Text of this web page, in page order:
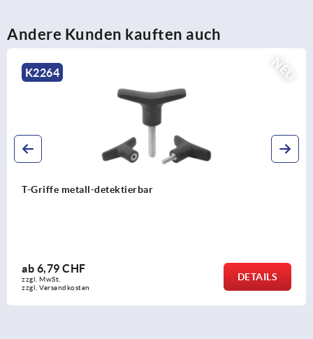
Andere Kunden kauften auch
NEU
K2263
T-Griffe Thermoplast
ab 1,43 CHF
zzgl. MwSt.
zzgl. Versandkosten
DETAILS